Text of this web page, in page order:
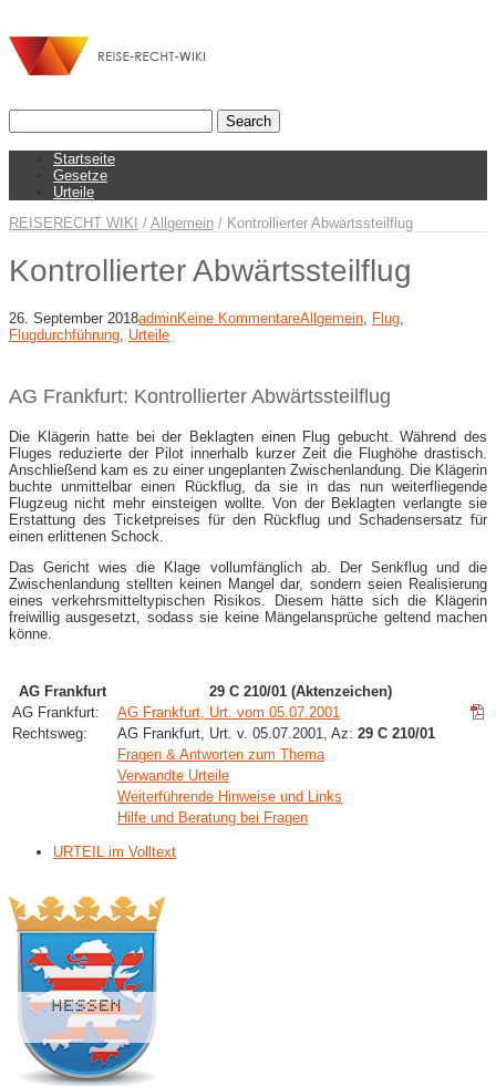
Startseite
Gesetze
Urteile
REISERECHT WIKI / Allgemein / Kontrollierter Abwärtssteilflug
Kontrollierter Abwärtssteilflug
26. September 2018adminKeine KommentareAllgemein Flug
Flugdurchführung Urteile
AG Frankfurt: Kontrollierter Abwärtssteilflug
Die Klägerin hatte bei der Beklagten einen Flug gebucht. Während des
Fluges reduzierte der Pilot innerhalb kurzer Zeit die Flughöhe drastisch.
Anschließend kam es zu einer ungeplanten Zwischenlandung. Die Klägerin
buchte unmittelbar einen Rückflug, da sie in das nun weiterfliegende
Flugzeug nicht mehr einsteigen wollte. Von der Beklagten verlangte sie
Erstattung des Ticketpreises für den Rückflug und Schadensersatz für
einen erlittenen Schock.
Das Gericht wies die Klage vollumfänglich ab. Der Senkflug und die
Zwischenlandung stellten keinen Mangel dar, sondern seien Realisierung
eines verkehrsmitteltypischen Risikos. Diesem hätte sich die Klägerin
freiwillig ausgesetzt, sodass sie keine Mängelansprüche geltend machen
könne.
AG Frankfurt
29 C 210/01 (Aktenzeichen)
AG Frankfurt:
AG Frankfurt, Urt. vom 05.07.2001
Rechtsweg:
AG Frankfurt, Urt. v. 05.07.2001, Az: 29 C 210/01
Fragen & Antworten zum Thema
Verwandte Urteile
Weiterführende Hinweise und Links
Hilfe und Beratung bei Fragen
URTEIL im Volltext